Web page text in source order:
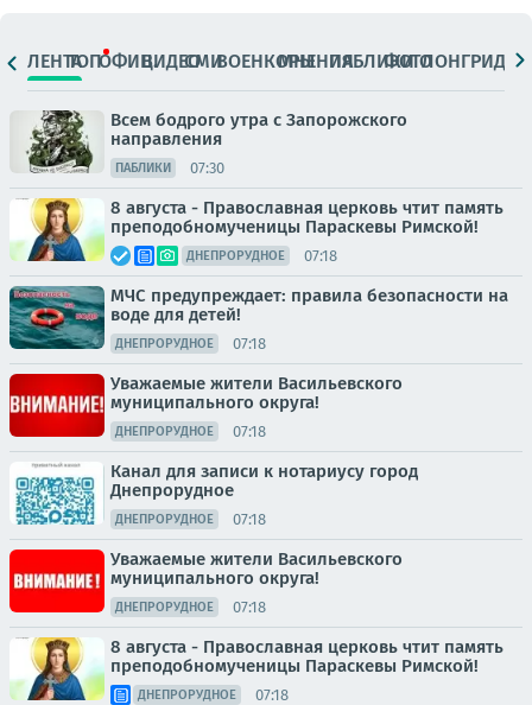
ЛЕНТАТОПОФИЦ.ВИДЕОСМИВОЕНКОРЫМНЕНИЯПАБЛИКИ
ФОТОЛОНГРИДЫ
Всем бодрого утра с Запорожского
направления
ПАБЛИКИ 07:30
8 августа - Православная церковь чтит память
преподобномученицы Параскевы Римской!
ДНЕПРОРУДНОЕ 07:18
МЧС предупреждает: правила безопасности на
воде для детей!
ДНЕПРОРУДНОЕ 07:18
Уважаемые жители Васильевского
муниципального округа!
ДНЕПРОРУДНОЕ 07:18
Канал для записи к нотариусу город
Днепрорудное
ДНЕПРОРУДНОЕ 07:18
Уважаемые жители Васильевского
муниципального округа!
ДНЕПРОРУДНОЕ 07:18
8 августа - Православная церковь чтит память
преподобномученицы Параскевы Римской!
ДНЕПРОРУДНОЕ 07:18